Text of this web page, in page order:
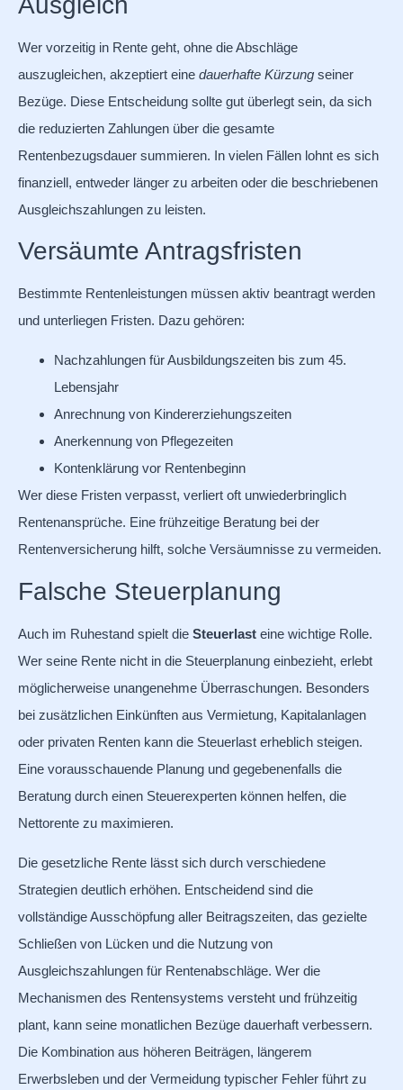
Wer vorzeitig in Rente geht, ohne die Abschläge
auszugleichen, akzeptiert eine dauerhafte Kürzung seiner
Bezüge. Diese Entscheidung sollte gut überlegt sein, da sich
die reduzierten Zahlungen über die gesamte
Rentenbezugsdauer summieren. In vielen Fällen lohnt es sich
finanziell, entweder länger zu arbeiten oder die beschriebenen
Ausgleichszahlungen zu leisten.
Versäumte Antragsfristen
Bestimmte Rentenleistungen müssen aktiv beantragt werden
und unterliegen Fristen. Dazu gehören:
Nachzahlungen für Ausbildungszeiten bis zum 45.
Lebensjahr
Anrechnung von Kindererziehungszeiten
Anerkennung von Pflegezeiten
Kontenklärung vor Rentenbeginn
Wer diese Fristen verpasst, verliert oft unwiederbringlich
Rentenansprüche. Eine frühzeitige Beratung bei der
Rentenversicherung hilft, solche Versäumnisse zu vermeiden.
Falsche Steuerplanung
Auch im Ruhestand spielt die Steuerlast eine wichtige Rolle.
Wer seine Rente nicht in die Steuerplanung einbezieht, erlebt
möglicherweise unangenehme Überraschungen. Besonders
bei zusätzlichen Einkünften aus Vermietung, Kapitalanlagen
oder privaten Renten kann die Steuerlast erheblich steigen.
Eine vorausschauende Planung und gegebenenfalls die
Beratung durch einen Steuerexperten können helfen, die
Nettorente zu maximieren.
Die gesetzliche Rente lässt sich durch verschiedene
Strategien deutlich erhöhen. Entscheidend sind die
vollständige Ausschöpfung aller Beitragszeiten, das gezielte
Schließen von Lücken und die Nutzung von
Ausgleichszahlungen für Rentenabschläge. Wer die
Mechanismen des Rentensystems versteht und frühzeitig
plant, kann seine monatlichen Bezüge dauerhaft verbessern.
Die Kombination aus höheren Beiträgen, längerem
Erwerbsleben und der Vermeidung typischer Fehler führt zu